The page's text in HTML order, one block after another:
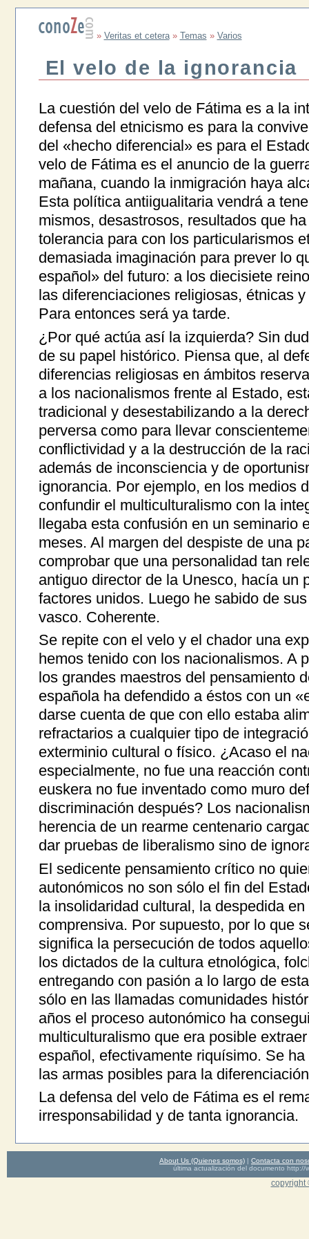
» Veritas et cetera» Temas » Varios
El velo de la ignorancia
La cuestión del velo de Fátima es a la
defensa del etnicismo es para la
del «hecho diferencial» es para el
velo de Fátima es el anuncio de la
mañana, cuando la inmigración haya
Esta política antiigualitaria vendrá a
mismos, desastrosos, resultados que
tolerancia para con los particularismos
demasiada imaginación para prever lo
español» del futuro: a los diecisiete
las diferenciaciones religiosas, étnicas
Para entonces será ya tarde.
¿Por qué actúa así la izquierda? Sin
de su papel histórico. Piensa que, al
diferencias religiosas en ámbitos
a los nacionalismos frente al Estado,
tradicional y desestabilizando a la
perversa como para llevar
conflictividad y a la destrucción de la
además de inconsciencia y de
ignorancia. Por ejemplo, en los medios
confundir el multiculturalismo con la
llegaba esta confusión en un seminario
meses. Al margen del despiste de una
comprobar que una personalidad tan
antiguo director de la Unesco, hacía un
factores unidos. Luego he sabido de
vasco. Coherente.
Se repite con el velo y el chador una
hemos tenido con los nacionalismos. A
los grandes maestros del pensamiento
española ha defendido a éstos con un
darse cuenta de que con ello estaba
refractarios a cualquier tipo de
exterminio cultural o físico. ¿Acaso el
especialmente, no fue una reacción
euskera no fue inventado como muro
discriminación después? Los
herencia de un rearme centenario
dar pruebas de liberalismo sino de
El sedicente pensamiento crítico no
autonómicos no son sólo el fin del
la insolidaridad cultural, la despedida
comprensiva. Por supuesto, por lo que
significa la persecución de todos
los dictados de la cultura etnológica,
entregando con pasión a lo largo de
sólo en las llamadas comunidades
años el proceso autonómico ha
multiculturalismo que era posible
español, efectivamente riquísimo. Se
las armas posibles para la
La defensa del velo de Fátima es el
irresponsabilidad y de tanta ignorancia.
About Us (Quienes somos) | Contacta con
última actualización del documento http://
copyright